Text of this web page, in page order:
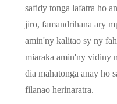
safidy tonga lafatra ho
jiro, famandrihana ary
amin'ny kalitao sy ny
miaraka amin'ny vidiny
dia mahatonga anay ho
filanao herinaratra.